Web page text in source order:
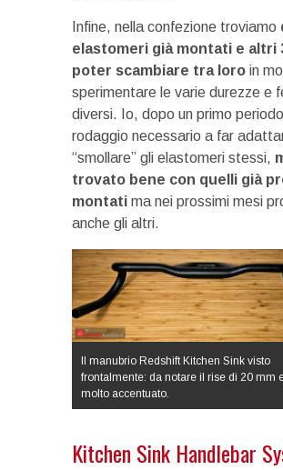
Infine, nella confezione troviamo
elastomeri già montati e altri
poter scambiare tra loro in
sperimentare le varie durezze e
diversi. Io, dopo un primo
rodaggio necessario a far
“smollare” gli elastomeri stessi,
trovato bene con quelli già
montati ma nei prossimi mesi
anche gli altri.
Il manubrio Redshift Kitchen Sink visto
frontalmente: da notare il rise di 20 mm
molto accentuato.
Kitchen Sink Handlebar